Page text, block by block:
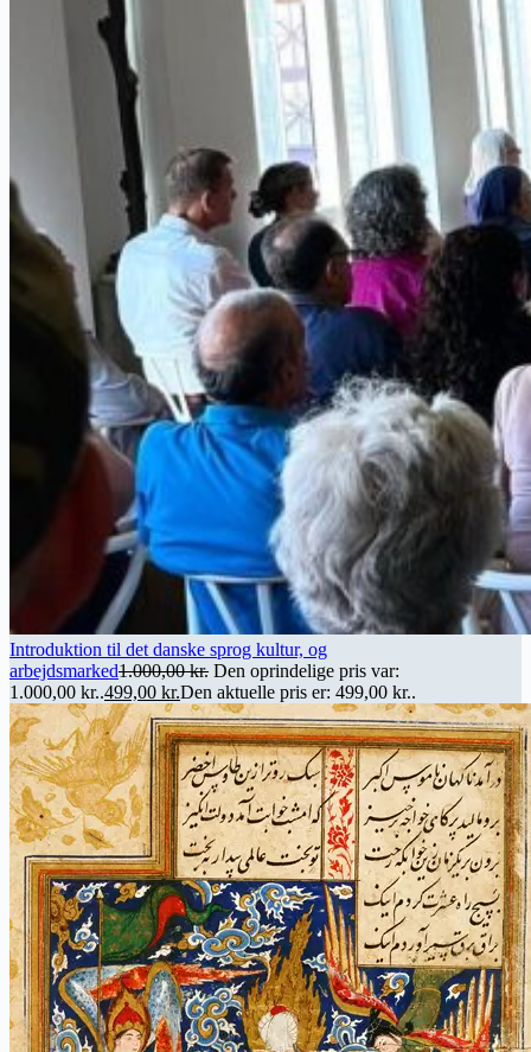
Introduktion til det danske sprog kultur, og
arbejdsmarked1.000,00kr. Den oprindelige pris var:
1.000,00 kr..499,00 kr.Den aktuelle pris er: 499,00 kr..